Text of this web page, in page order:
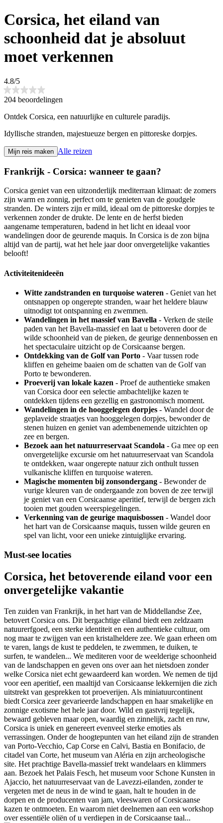
Corsica, het eiland van
schoonheid dat je absoluut
moet verkennen
4.8/5
204 beoordelingen
Ontdek Corsica, een natuurlijke en culturele paradijs.
Idyllische stranden, majestueuze bergen en pittoreske dorpjes.
Mijn reis maken Alle reizen
Frankrijk - Corsica: wanneer te gaan?
Corsica geniet van een uitzonderlijk mediterraan klimaat: de zomers
zijn warm en zonnig, perfect om te genieten van de goudgele
stranden. De winters zijn er mild, ideaal om de pittoreske dorpjes te
verkennen zonder de drukte. De lente en de herfst bieden
aangename temperaturen, badend in het licht en ideaal voor
wandelingen door de geurende maquis. In Corsica is de zon bijna
altijd van de partij, wat het hele jaar door onvergetelijke vakanties
belooft!
Activiteitenideeën
Witte zandstranden en turquoise wateren - Geniet van het
ontsnappen op ongerepte stranden, waar het heldere blauw
uitnodigt tot ontspanning en zwemmen.
Wandelingen in het massief van Bavella - Verken de steile
paden van het Bavella-massief en laat u betoveren door de
wilde schoonheid van de pieken, de geurige dennenbossen en
het spectaculaire uitzicht op de Corsicaanse bergen.
Ontdekking van de Golf van Porto - Vaar tussen rode
kliffen en geheime baaien om de schatten van de Golf van
Porto te bewonderen.
Proeverij van lokale kazen - Proef de authentieke smaken
van Corsica door een selectie ambachtelijke kazen te
ontdekken tijdens een gezellig en gastronomisch moment.
Wandelingen in de hooggelegen dorpjes - Wandel door de
geplaveide straatjes van hooggelegen dorpjes, bewonder de
stenen huizen en geniet van adembenemende uitzichten op
zee en bergen.
Bezoek aan het natuurreservaat Scandola - Ga mee op een
onvergetelijke excursie om het natuurreservaat van Scandola
te ontdekken, waar ongerepte natuur zich onthult tussen
vulkanische kliffen en turquoise wateren.
Magische momenten bij zonsondergang - Bewonder de
vurige kleuren van de ondergaande zon boven de zee terwijl
je geniet van een Corsicaanse aperitief, terwijl de bergen zich
tooien met gouden weerspiegelingen.
Verkenning van de geurige maquisbossen - Wandel door
het hart van de Corsicaanse maquis, tussen wilde geuren en
spel van licht, voor een unieke zintuiglijke ervaring.
Must-see locaties
Corsica, het betoverende eiland voor een
onvergetelijke vakantie
Ten zuiden van Frankrijk, in het hart van de Middellandse Zee,
betovert Corsica ons. Dit bergachtige eiland biedt een zeldzaam
natuurerfgoed, een sterke identiteit en een authentieke cultuur, om
nog maar te zwijgen van een kristalheldere zee. We gaan erheen om
te varen, langs de kust te peddelen, te zwemmen, te duiken, te
surfen, te wandelen... We mediteren voor de weelderige schoonheid
van de landschappen en geven ons over aan het nietsdoen zonder
welke Corsica niet echt gewaardeerd kan worden. We nemen de tijd
voor een aperitief, een maaltijd van Corsicaanse lekkernijen die zich
uitstrekt van gesprekken tot proeverijen. Als miniatuurcontinent
biedt Corsica zeer gevarieerde landschappen en haar smakelijke en
zonnige exotisme het hele jaar door. Wild en gastvrij tegelijk,
bewaard gebleven maar open, waardig en zinnelijk, zacht en ruw,
Corsica is uniek en genereert evenveel sterke emoties als
verrassingen. Onder de hoogtepunten van het eiland zijn de stranden
van Porto-Vecchio, Cap Corse en Calvi, Bastia en Bonifacio, de
citadel van Corte, het museum van Aléria en zijn archeologische
site. Het prachtige Bavella-massief trekt wandelaars en klimmers
aan. Bezoek het Palais Fesch, het museum voor Schone Kunsten in
Ajaccio, het natuurreservaat van de Lavezzi-eilanden, zonder te
vergeten met de neus in de wind te gaan, halt te houden in de
dorpen en de producenten van jam, vleeswaren of Corsicaanse
kazen te ontmoeten. En waarom niet deelnemen aan een workshop
over essentiële oliën of u verdiepen in de Corsicaanse taal...